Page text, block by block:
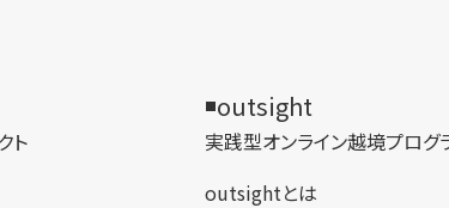
ト
outsight
実践型オンライン​越境プログ
outsightとは